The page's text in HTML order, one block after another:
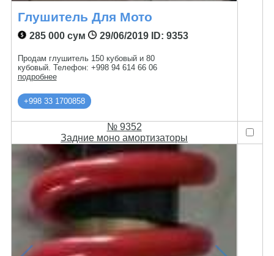
Глушитель Для Мото
285 000 сум 29/06/2019ID: 9353
Продам глушитель 150 кубовый и 80
кубовый. Телефон: +998 94 614 66 06
подробнее
+998 33 1700858
№ 9352
Задние моно амортизаторы